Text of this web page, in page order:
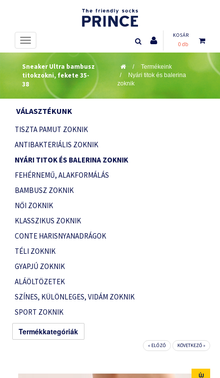
KOSÁR
0 db
Sneaker Ultra bambusz
titokzokni, fekete 35-
38
Termékeink
Nyári titok és balerina
zoknik
VÁLASZTÉKUNK
TISZTA PAMUT ZOKNIK
ANTIBAKTERIÁLIS ZOKNIK
NYÁRI TITOK ÉS BALERINA ZOKNIK
FEHÉRNEMŰ, ALAKFORMÁLÁS
BAMBUSZ ZOKNIK
NŐI ZOKNIK
KLASSZIKUS ZOKNIK
CONTE HARISNYANADRÁGOK
TÉLI ZOKNIK
GYAPJÚ ZOKNIK
ALÁÖLTÖZETEK
SZÍNES, KÜLÖNLEGES, VIDÁM ZOKNIK
SPORT ZOKNIK
Termékkategóriák
« ELŐZŐ KÖVETKEZŐ »
ÚJ